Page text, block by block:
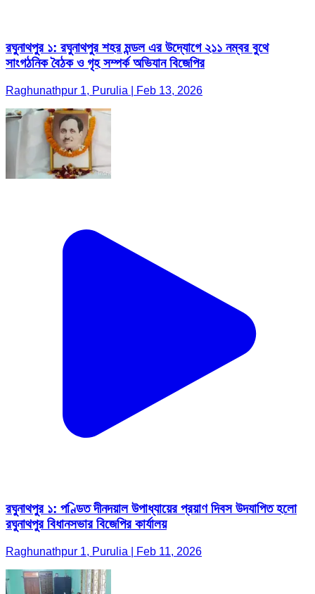
রঘুনাথপুর ১: রঘুনাথপুর শহর মন্ডল এর উদ্যোগে ২১১ নম্বর বুথে
সাংগঠনিক বৈঠক ও গৃহ সম্পর্ক অভিযান বিজেপির
Raghunathpur 1, Purulia | Feb 13, 2026
রঘুনাথপুর ১: পণ্ডিত দীনদয়াল উপাধ্যায়ের প্রয়াণ দিবস উদযাপিত হলো
রঘুনাথপুর বিধানসভার বিজেপির কার্যালয়
Raghunathpur 1, Purulia | Feb 11, 2026